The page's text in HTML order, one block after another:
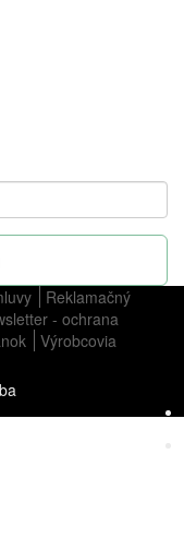
Reklamačný
- ochrana
Výrobcovia